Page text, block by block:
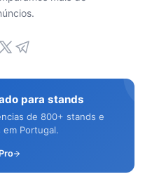
para stands
de 800+ stands e
Portugal.